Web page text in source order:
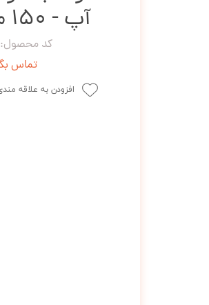
آپ - 150 میلی لیتر
کد محصول: 72152
تماس
افزودن به علاقه